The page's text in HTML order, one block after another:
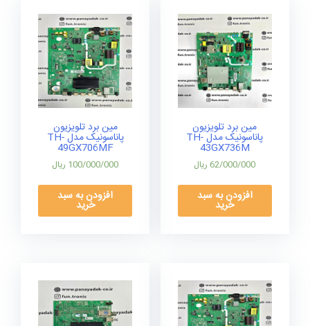
مین برد تلویزیون
پاناسونیک مدل TH-
43GX736M
62/000/000 ریال
افزودن به سبد
خرید
مین برد تلویزیون
پاناسونیک مدل TH-
49GX706MF
100/000/000 ریال
افزودن به سبد
خرید